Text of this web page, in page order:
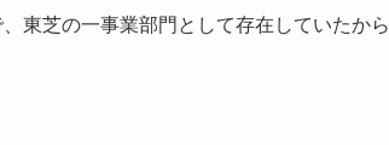
、東芝の一事業部門として存在していたから